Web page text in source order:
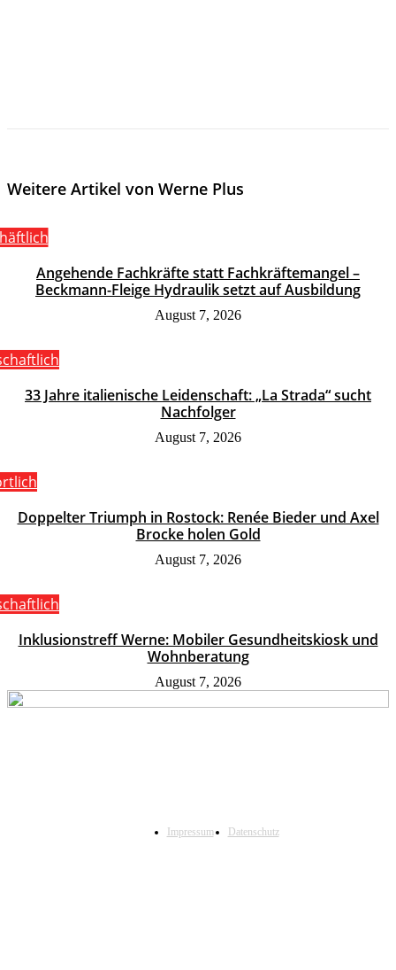
Weitere Artikel von Werne Plus
Angehende Fachkräfte statt Fachkräftemangel –
Beckmann-Fleige Hydraulik setzt auf Ausbildung
August 7, 2026
33 Jahre italienische Leidenschaft: „La Strada“ sucht
Nachfolger
August 7, 2026
Doppelter Triumph in Rostock: Renée Bieder und Axel
Brocke holen Gold
August 7, 2026
Inklusionstreff Werne: Mobiler Gesundheitskiosk und
Wohnberatung
August 7, 2026
Impressum Datenschutz